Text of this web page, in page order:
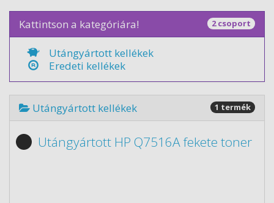
Kattintson a kategóriára! 2 csoport
Utángyártott kellékek
Eredeti kellékek
Utángyártott kellékek 1 termék
Utángyártott HP Q7516A fekete toner